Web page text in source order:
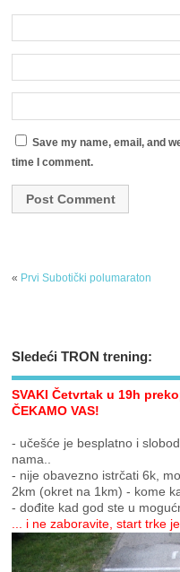
Save my name, email, and
time I comment.
« Prvi Subotički polumaraton
Sledeći TRON trening:
SVAKI Četvrtak u 19h
ČEKAMO VAS!
- učešće je besplatno i
nama..
- nije obavezno istrčati 6k,
2km (okret na 1km) - kome
- dođite kad god ste u
... i ne zaboravite, start trke